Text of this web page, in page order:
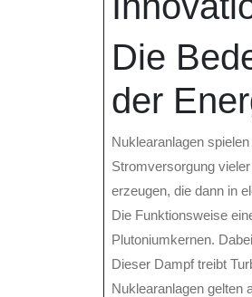
Die
der
Nuklearanlagen
Stromversorgung
erzeugen, die dann in
Die Funktionsweise
Plutoniumkernen.
Dieser Dampf treibt
Nuklearanlagen gelten